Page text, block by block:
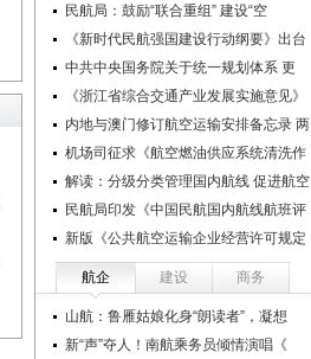
民航局：鼓励“联合重组” 建设“空
《新时代民航强国建设行动纲要》出台
中共中央国务院关于统一规划体系 更
《浙江省综合交通产业发展实施意见》
内地与澳门修订航空运输安排备忘录 两
机场司征求《航空燃油供应系统清洗作
解读：分级分类管理国内航线 促进航空
民航局印发《中国民航国内航线航班评
新版《公共航空运输企业经营许可规定
航企 建设 商务
山航：鲁雁姑娘化身“朗读者”，凝想
新“声”夺人！南航乘务员倾情演唱《